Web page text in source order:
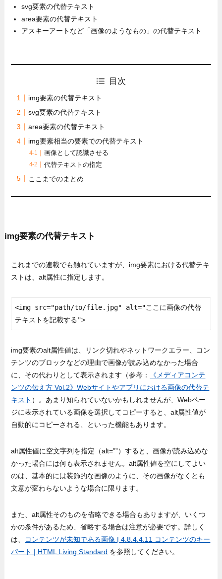
svg要素の代替テキスト
area要素の代替テキスト
アスキーアートなど「画像のようなもの」の代替テキスト
目次
img要素の代替テキスト
svg要素の代替テキスト
area要素の代替テキスト
img要素相当の要素での代替テキスト
画像として認識させる
代替テキストの指定
ここまでのまとめ
img要素の代替テキスト
これまでの連載でも触れていますが、img要素における代替テキ
ストは、alt属性に指定します。
<img src="path/to/file.jpg" alt="ここに画像の代替
テキストを記載する">
img要素のalt属性値は、リンク切れやネットワークエラー、コン
テンツのブロックなどの理由で画像が読み込めなかった場合
に、その代わりとして表示されます（参考：
《メディアコンテ
ンツの伝え方 Vol.2》Webサイトやアプリにおける画像の代替テ
キスト ）。あまり知られていないかもしれませんが、Webペー
ジに表示されている画像を選択してコピーすると、alt属性値が
自動的にコピーされる、といった機能もあります。
alt属性値に空文字列を指定（alt=””）すると、画像が読み込めな
かった場合には何も表示されません。alt属性値を空にしてよい
のは、基本的には装飾的な画像のように、その画像がなくとも
文意が変わらないような場合に限ります。
また、alt属性そのものを省略できる場合もありますが、いくつ
かの条件があるため、省略する場合は注意が必要です。詳しく
は、
コンテンツが未知である画像 | 4.8.4.4.11 コンテンツのキー
パート | HTML Living Standard を参照してください。